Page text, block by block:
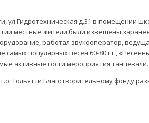
ул.Гидротехническая д.31 в
местные жители были извещены
работал звукооператор,
популярных песен 60-80 г.г.,
активные гости мероприятия
Тольятти Благотворительному фонду